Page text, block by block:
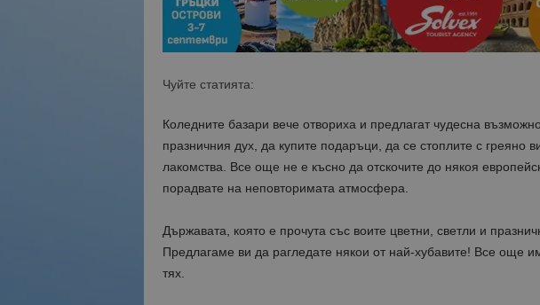
Чуйте статията:
Коледните базари вече отвориха и предлагат чудесна
празничния дух, да купите подаръци, да се стоплите с греяно
лакомства. Все още не е късно да отскочите до някоя
порадвате на неповторимата атмосфера.
Държавата, която е прочута със воите цветни, светли и
Предлагаме ви да рагледате някои от най-хубавите! Все още
тях.